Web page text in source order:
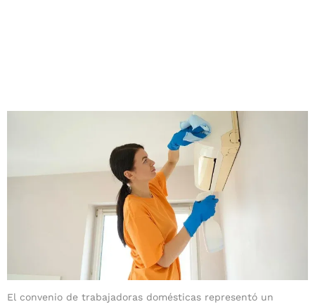
El convenio de trabajadoras domésticas representó un